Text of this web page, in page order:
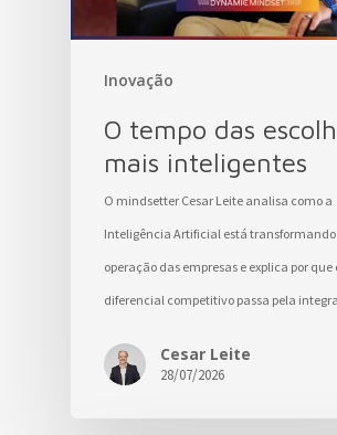
Inovação
O tempo das
mais inteligentes
O mindsetter Cesar Leite analisa como a
Inteligência Artificial está transformando
operação das empresas e explica por que
diferencial competitivo passa pela
Cesar Leite
28/07/2026